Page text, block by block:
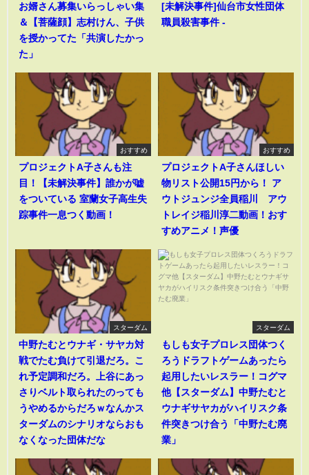
お婿さん募集いらっしゃい集
＆【菩薩顔】志村けん、子供
を授かってた「共演したかっ
た」
[未解決事件]仙台市女性団体
職員殺害事件 -
おすすめ
プロジェクトA子さんも注
目！【未解決事件】誰かが嘘
をついている 室蘭女子高生失
踪事件一息つく動画！
おすすめ
プロジェクトA子さんほしい
物リスト公開15円から！ ア
ウトジュンジ全員稲川 アウ
トレイジ稲川淳二動画！おす
すめアニメ！声優
スターダム
中野たむとウナギ・サヤカ対
戦でたむ負けて引退だろ。こ
れ予定調和だろ。上谷にあっ
さりベルト取られたのっても
うやめるからだろｗなんかス
ターダムのシナリオならおも
なくなった団体だな
スターダム
もしも女子プロレス団体つく
ろうドラフトゲームあったら
起用したいレスラー！コグマ
他【スターダム】中野たむと
ウナギサヤカがハイリスク条
件突きつけ合う「中野たむ廃
業」